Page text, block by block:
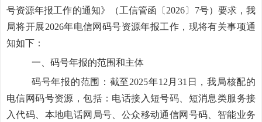
号资源年报工作的通知》（工信管函〔 2026〕 7号）要求，我
局将开展2026年电信网码号资源年报工作，现将有关事项通
知如下：
一、码号年报的范围和主体
码号年报的范围：截至2025年12 月31 日，我局核配的
电信网码号资源，包括：电话接入短号码、短消息类服务接
入代码、本地电话网局号、公众移动通信网号码
智能业务